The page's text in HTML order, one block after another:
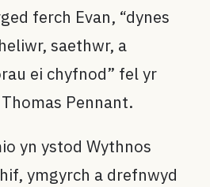
ferch Evan, “dynes
saethwr, a
ei chyfnod” fel yr
Pennant.
yn ystod Wythnos
ymgyrch a drefnwyd